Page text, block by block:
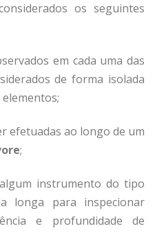
os seguintes
em cada uma das
de forma isolada
efetuadas ao longo de um
;
instrumento do tipo
longa para inspecionar
e profundidade de